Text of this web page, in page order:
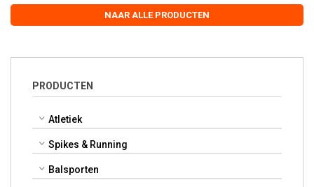
NAAR ALLE PRODUCTEN
PRODUCTEN
Atletiek
Spikes & Running
Balsporten